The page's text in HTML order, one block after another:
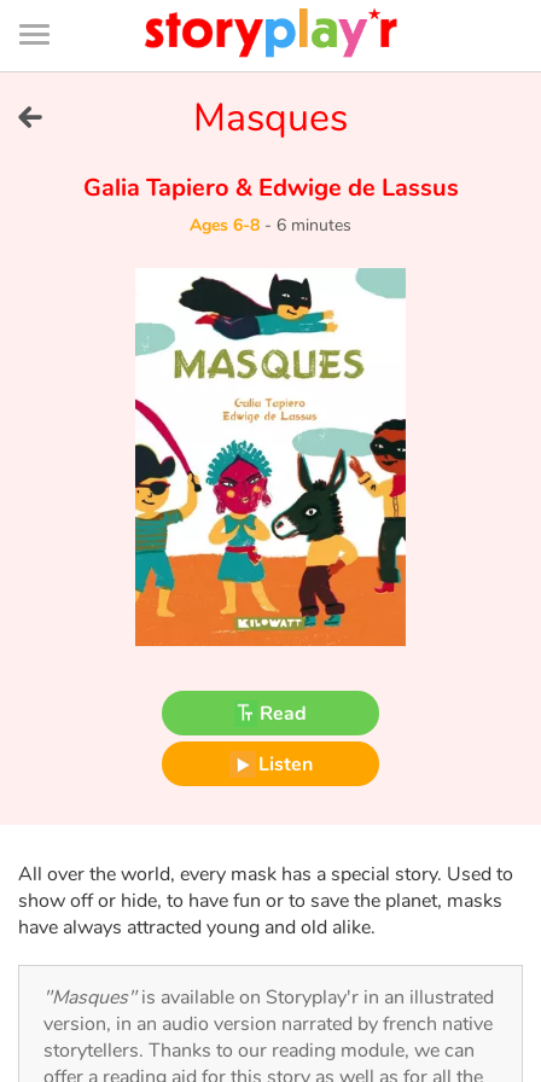
Connexion
Bibliothèque
de
page
Tales and classics in french
Fable, myth, literature and poetry
Princesses and princes, kings, queens and dragons
Heroines and Heroes
Ecology, nature, seasons
Travel, epic, investigation, adventure
Around the world
Learning
Masques
Galia Tapiero &Edwige de Lassus
Ages 6-8 - 6 minutes
Read
Listen
All over the world, every mask has a special story. Used to
show off or hide, to have fun or to save the planet, masks
have always attracted young and old alike.
"Masques"is available on Storyplay'r in an illustrated
version, in an audio version narrated by french native
storytellers. Thanks to our reading module, we can